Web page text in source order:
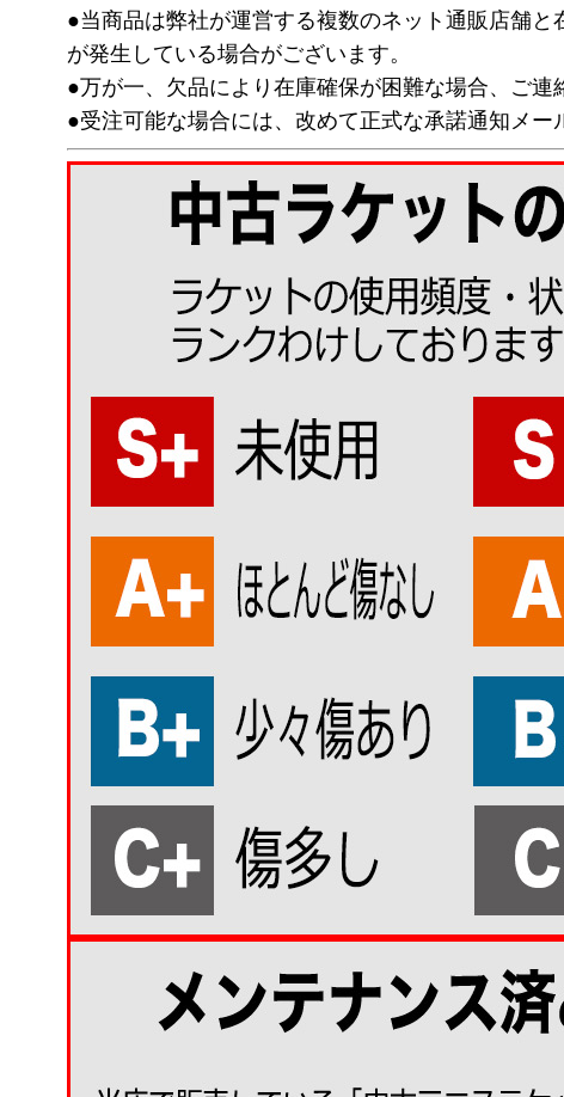
●当商品は弊社が運営する複数のネット通販店舗
が発生している場合がございます。
●万が一、欠品により在庫確保が困難な場合、ご連
●受注可能な場合には、改めて正式な承諾通知メー